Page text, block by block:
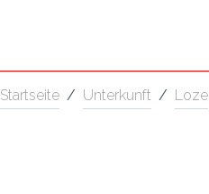
Startseite / Unterkunft / Loze